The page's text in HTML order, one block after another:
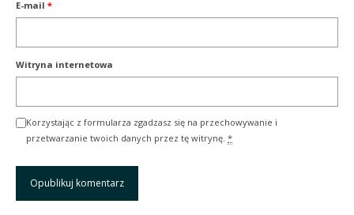
E-mail *
Witryna internetowa
Korzystając z formularza zgadzasz się na przechowywanie i
przetwarzanie twoich danych przez tę witrynę. *